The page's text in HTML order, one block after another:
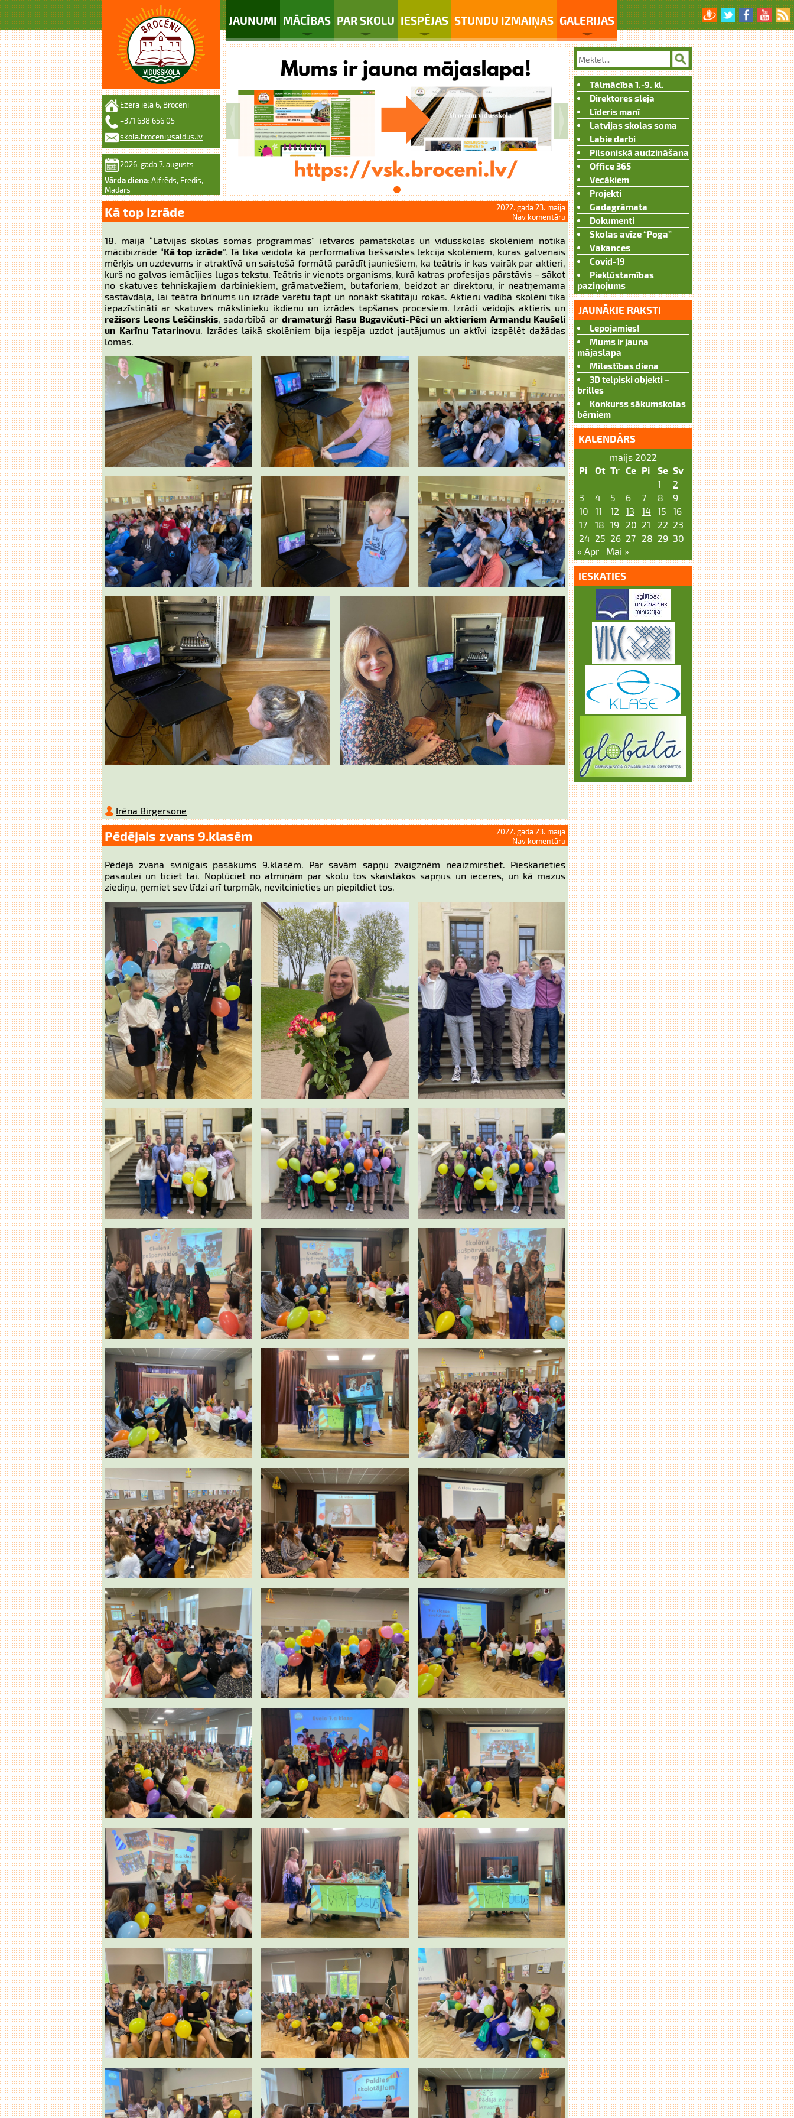
JAUNUMI MĀCĪBAS PAR SKOLU IESPĒJAS STUNDU IZMAIŅAS GALERIJAS
Ezera iela 6, Brocēni
+371 638 656 05
skola.broceni@saldus.lv
2026. gada 7. augusts
Vārda diena: Alfrēds, Fredis,
Madars
Kā top izrāde
2022. gada 23. maija
Nav komentāru
18. maijā “Latvijas skolas somas programmas” ietvaros pamatskolas un vidusskolas skolēniem notika
mācībizrāde “Kā top izrāde”. Tā tika veidota kā performatīva tiešsaistes lekcija skolēniem, kuras galvenais
mērķis un uzdevums ir atraktīvā un saistošā formātā parādīt jauniešiem, ka teātris ir kas vairāk par aktieri,
kurš no galvas iemācījies lugas tekstu. Teātris ir vienots organisms, kurā katras profesijas pārstāvis – sākot
no skatuves tehniskajiem darbiniekiem, grāmatvežiem, butaforiem, beidzot ar direktoru, ir neatņemama
sastāvdaļa, lai teātra brīnums un izrāde varētu tapt un nonākt skatītāju rokās. Aktieru vadībā skolēni tika
iepazīstināti ar skatuves mākslinieku ikdienu un izrādes tapšanas procesiem. Izrādi veidojis aktieris un
režisors Leons Leščinskis, sadarbībā ardramaturģi Rasu Bugavičuti-Pēci un aktieriem Armandu Kaušeli
un Karīnu Tatarinovu. Izrādes laikā skolēniem bija iespēja uzdot jautājumus un aktīvi izspēlēt dažādas
lomas.
Irēna Birgersone
Pēdējais zvans 9.klasēm
2022. gada 23. maija
Nav komentāru
Pēdējā zvana svinīgais pasākums 9.klasēm. Par savām sapņu zvaigznēm neaizmirstiet. Pieskarieties
pasaulei un ticiet tai. Noplūciet no atmiņām par skolu tos skaistākos sapņus un ieceres, un kā mazus
ziediņu, ņemiet sev līdzi arī turpmāk, nevilcinieties un piepildiet tos.
Tālmācība 1.-9. kl.
Direktores sleja
Līderis manī
Latvijas skolas soma
Labie darbi
Pilsoniskā audzināšana
Office 365
Vecākiem
Projekti
Gadagrāmata
Dokumenti
Skolas avīze “Poga”
Vakances
Covid-19
Piekļūstamības
paziņojums
JAUNĀKIE RAKSTI
Lepojamies!
Mums ir jauna
mājaslapa
Mīlestības diena
3D telpiski objekti –
brilles
Konkurss sākumskolas
bērniem
KALENDĀRS
maijs 2022
Pi
Ot Tr Ce Pi Se Sv
1
2
3
4 5 6 7 8
9
10
11 12 13 14 15
16
17
18 19 20 21 22 23
24 25 26 27 28 29 30
« Apr
Mai »
IESKATIES